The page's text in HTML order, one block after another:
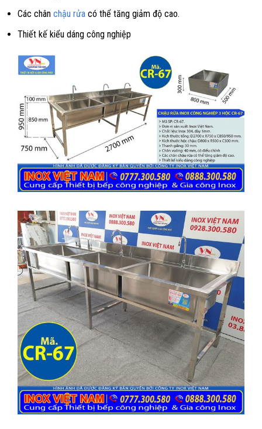
Các chân chậu rửa có thể tăng giảm độ cao.
Thiết kế kiểu dáng công nghiệp